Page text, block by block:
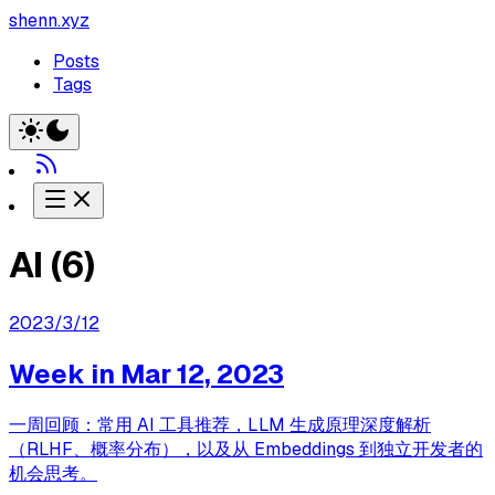
shenn.xyz
Posts
Tags
AI (6)
2023/3/12
Week in Mar 12, 2023
一周回顾：常用 AI 工具推荐，LLM 生成原理深度解析
（RLHF、概率分布），以及从 Embeddings 到独立开发者的
机会思考。